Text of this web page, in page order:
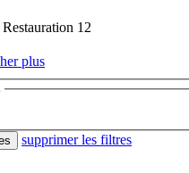
12
plus
supprimer les filtres